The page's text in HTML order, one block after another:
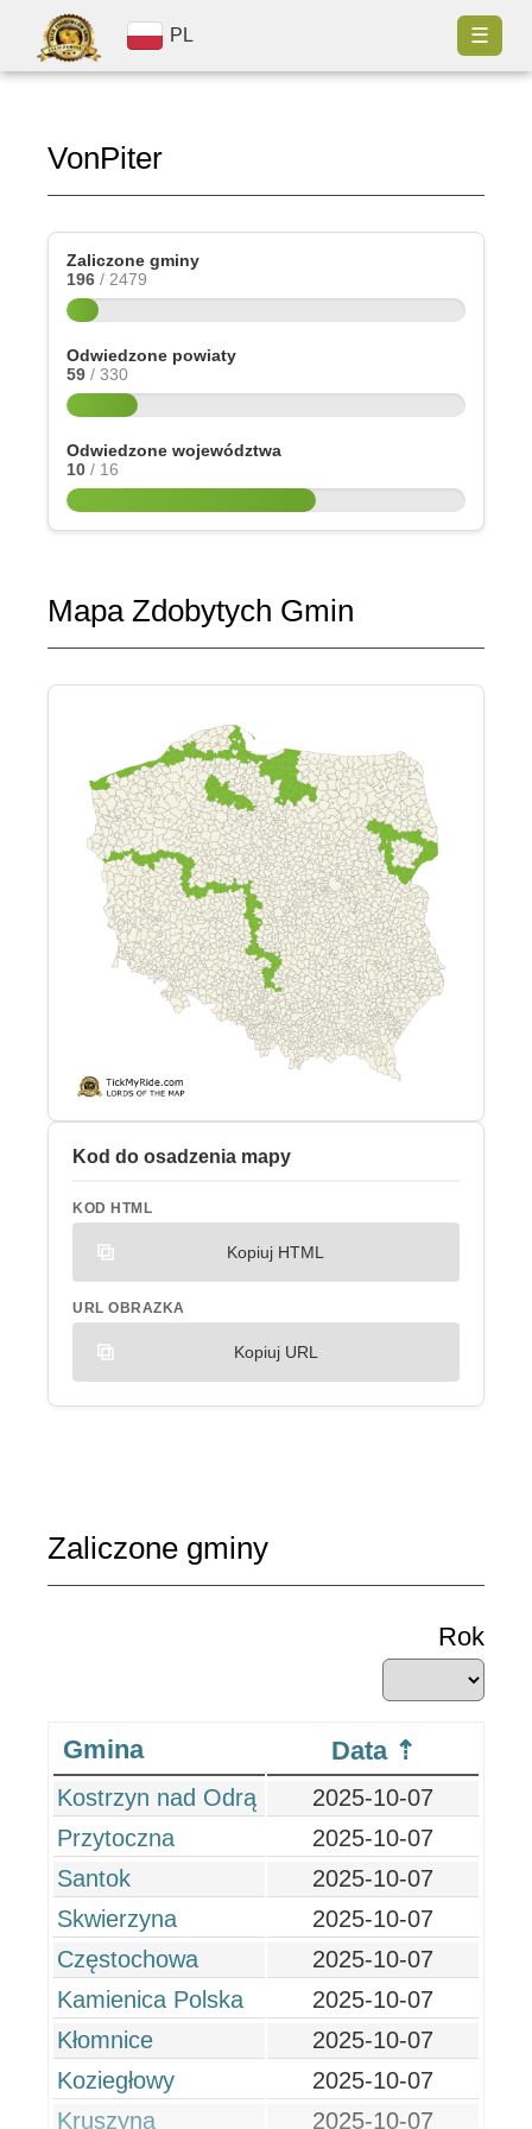
PL ☰
VonPiter
Zaliczone gminy
196 / 2479
Odwiedzone powiaty
59 / 330
Odwiedzone województwa
10 / 16
Mapa Zdobytych Gmin
Kod do osadzenia mapy
KOD HTML
Kopiuj HTML
URL OBRAZKA
Kopiuj URL
Zaliczone gminy
Rok
Gmina Data
Kostrzyn nad Odrą
2025-10-07
Przytoczna
2025-10-07
Santok
2025-10-07
Skwierzyna
2025-10-07
Częstochowa
2025-10-07
Kamienica Polska
2025-10-07
Kłomnice
2025-10-07
Koziegłowy
2025-10-07
Kruszyna
2025-10-07